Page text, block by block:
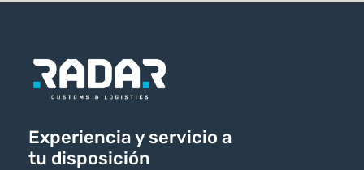
Experiencia y servicio a
tu disposición